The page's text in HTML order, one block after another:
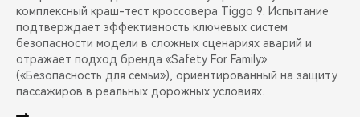
комплексный краш-тест кроссовера Tiggo 9. Испытание
подтверждает эффективность ключевых систем
безопасности модели в сложных сценариях аварий и
отражает подход бренда «Safety For Family»
(«Безопасность для семьи»), ориентированный на защиту
пассажиров в реальных дорожных условиях.